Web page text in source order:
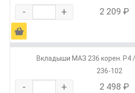
- + 2 209 ₽
Ä
Вкладыши МАЗ 236 корен. Р4
236-102
- + 2 498 ₽